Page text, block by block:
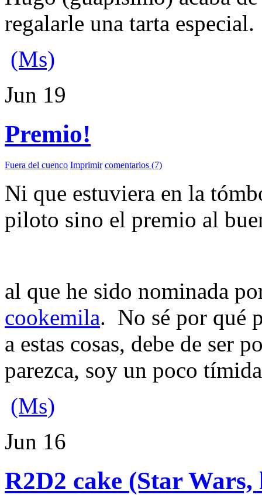
regalarle una tarta especial.
(Ms)
Jun 19
Premio!
Fuera del cuenco Imprimir comentarios (7)
Ni que estuviera en la
piloto sino el premio al
al que he sido nominada
cookemila. No sé por qué
a estas cosas, debe de ser
parezca, soy un poco
(Ms)
Jun 16
R2D2 cake (Star